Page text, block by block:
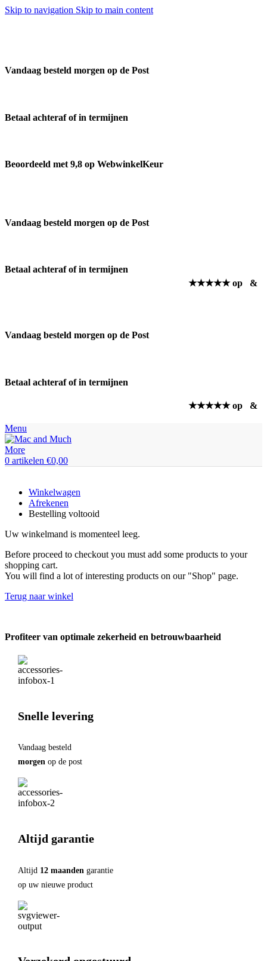
Skip to navigation Skip to main content
Vandaag besteld morgen op de Post
Betaal achteraf of in termijnen
Beoordeeld met 9,8 op WebwinkelKeur
Vandaag besteld morgen op de Post
Betaal achteraf of in termijnen
★★★★★ op
&
Vandaag besteld morgen op de Post
Betaal achteraf of in termijnen
★★★★★ op &
Menu
0 artikelen €0,00
Winkelwagen
Afrekenen
Bestelling voltooid
Uw winkelmand is momenteel leeg.
Before proceed to checkout you must add some products to your
shopping cart.
You will find a lot of interesting products on our "Shop" page.
Terug naar winkel
Profiteer van optimale zekerheid en betrouwbaarheid
Snelle levering
Vandaag besteld
morgen op de post
Altijd garantie
Altijd 12 maanden garantie
op uw nieuwe product